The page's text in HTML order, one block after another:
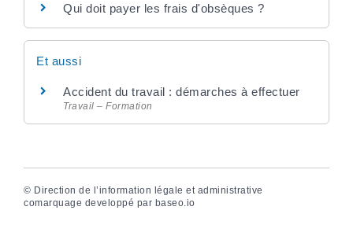
Qui doit payer les frais d'obsèques ?
Et aussi
Accident du travail : démarches à effectuer
Travail – Formation
© Direction de l’information légale et administrative
comarquage developpé par baseo.io